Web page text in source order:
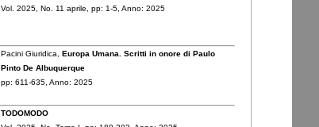
Vol. 2025, No. 11 aprile, pp: 1-5, Anno: 2025
Pacini Giuridica, Europa Umana. Scritti in onore di Paulo
Pinto De Albuquerque
pp: 611-635, Anno: 2025
TODOMODO